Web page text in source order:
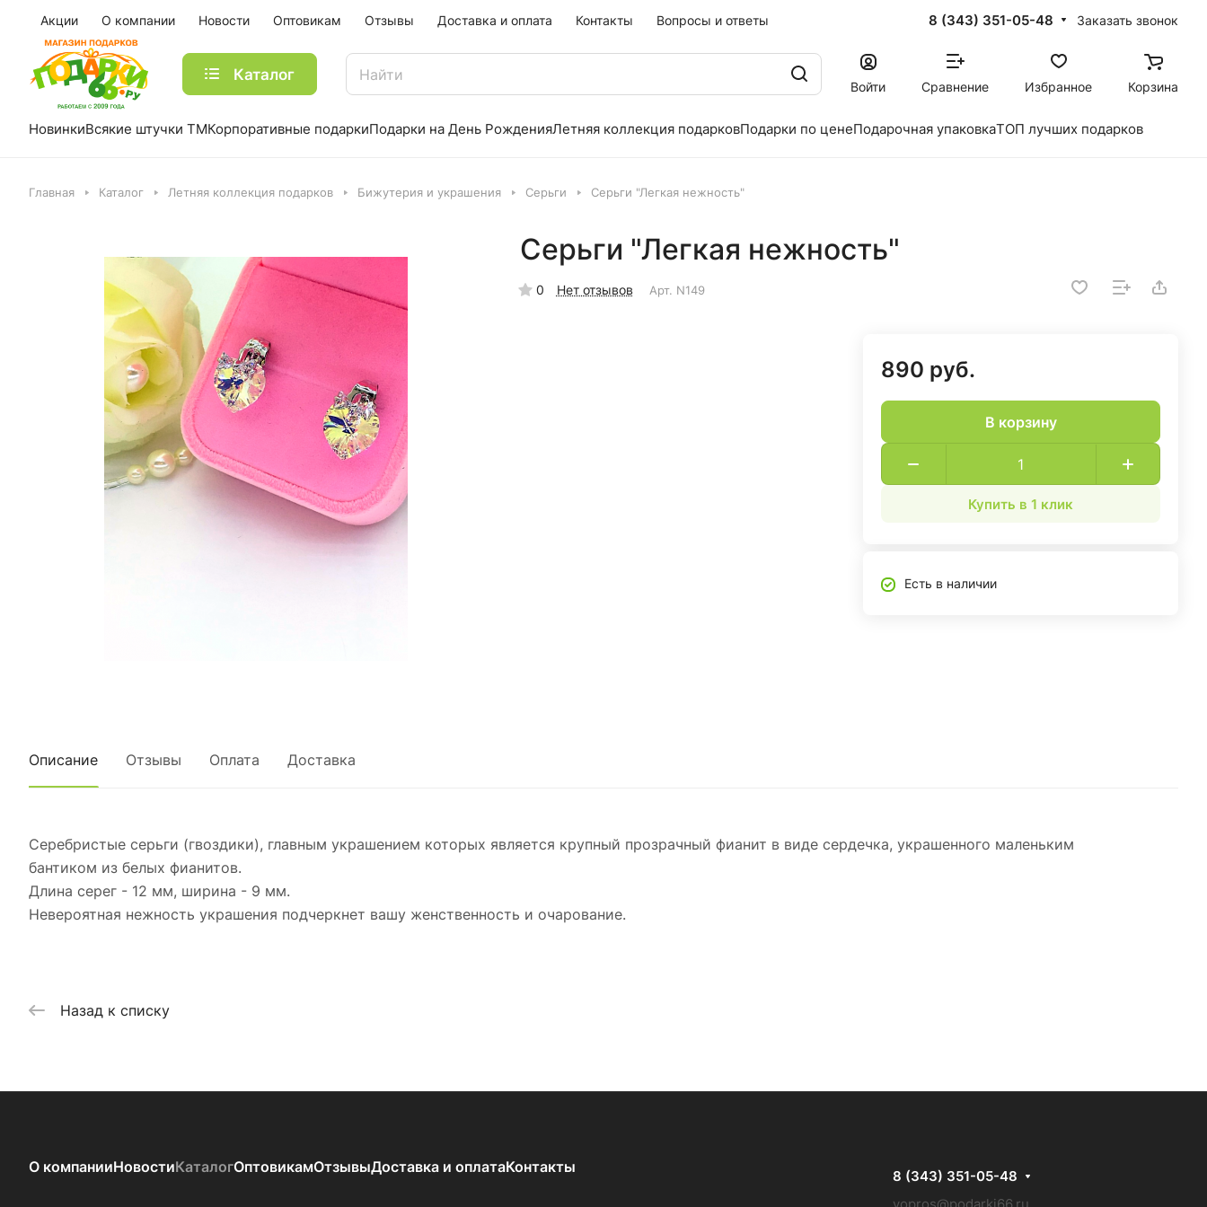
Акции О компании Новости Оптовикам Отзывы Доставка и оплата Контакты Вопросы и ответы 8 (343) 351-05-48 Заказать звонок
Каталог
Войти Сравнение Избранное Корзина
НовинкиВсякие штучки ТМКорпоративные подаркиПодарки на День РожденияЛетняя коллекция подарковПодарки по ценеПодарочная упаковкаТОП лучших подарков
Главная Каталог Летняя коллекция подарков Бижутерия и украшения Серьги Серьги "Легкая нежность"
Серьги "Легкая нежность"
0 Нет отзывов Арт. N149
890 руб.
В корзину
Купить в 1 клик
Есть в наличии
Описание Отзывы Оплата Доставка
Серебристые серьги (гвоздики), главным украшением которых является крупный прозрачный фианит в виде сердечка, украшенного маленьким
бантиком из белых фианитов.
Длина серег - 12 мм, ширина - 9 мм.
Невероятная нежность украшения подчеркнет вашу женственность и очарование.
Назад к списку
О компанииНовостиКаталогОптовикамОтзывыДоставка и оплатаКонтакты
8 (343) 351-05-48